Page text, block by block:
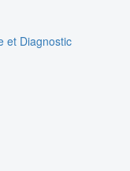
et Diagnostic